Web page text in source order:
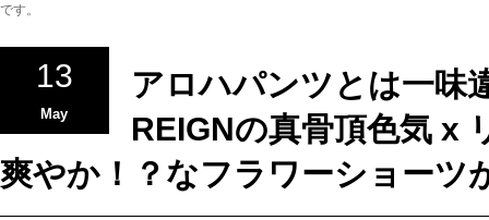
です。
13
May
アロハパンツとは一味
REIGNの真骨頂色気 x
爽やか！？なフラワーショーツ